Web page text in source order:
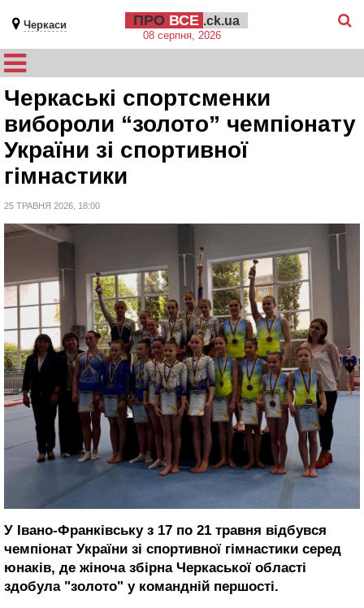
Черкаси ПРО ВСЕ .ck.ua
08 серпня, 2026
Черкаські спортсменки
вибороли “золото” чемпіонату
України зі спортивної
гімнастики
25 ТРАВНЯ 2026, 18:00
У Івано-Франківську з 17 по 21 травня відбувся
чемпіонат України зі спортивної гімнастики серед
юнаків, де жіноча збірна Черкаської області
здобула "золото" у командній першості.